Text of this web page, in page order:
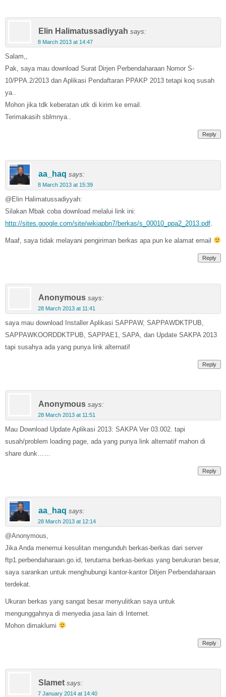
Elin Halimatussadiyyah says:
8 March 2013 at 14:47
Salam,,
Pak, saya mau download Surat Dirjen Perbendaharaan Nomor S-
10/PPA.2/2013 dan Aplikasi Pendaftaran PPAKP 2013 tetapi koq susah
ya..
Mohon jika tdk keberatan utk di kirim ke email.
Terimakasih sblmnya..
Reply
aa_haq says:
8 March 2013 at 15:39
@Elin Halimatussadiyyah:
Silakan Mbak coba download melalui link ini:
http://sites.google.com/site/wikiapbn7/berkas/s_00010_ppa2_2013.pdf.
Maaf, saya tidak melayani pengiriman berkas apa pun ke alamat email
Reply
Anonymous says:
28 March 2013 at 11:41
saya mau download Installer Aplikasi SAPPAW, SAPPAWDKTPUB,
SAPPAWKOORDDKTPUB, SAPPAE1, SAPA, dan Update SAKPA 2013
tapi susahya ada yang punya link alternatif
Reply
Anonymous says:
28 March 2013 at 11:51
Mau Download Update Aplikasi 2013: SAKPA Ver 03.002. tapi
susah/problem loading page, ada yang punya link alternatif mahon di
share dunk……
Reply
aa_haq says:
28 March 2013 at 12:14
@Anonymous,
Jika Anda menemui kesulitan mengunduh berkas-berkas dari server
ftp1.perbendaharaan.go.id, terutama berkas-berkas yang berukuran besar,
saya sarankan untuk menghubungi kantor-kantor Ditjen Perbendaharaan
terdekat.
Ukuran berkas yang sangat besar menyulitkan saya untuk
mengunggahnya di menyedia jasa lain di Internet.
Mohon dimaklumi
Reply
Slamet says:
7 January 2014 at 14:40